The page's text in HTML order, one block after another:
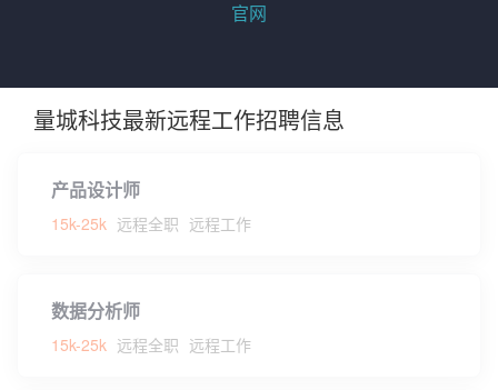
官网
量城科技最新远程工作招聘信息
产品设计师
15k-25k 远程全职 远程工作
数据分析师
15k-25k 远程全职 远程工作